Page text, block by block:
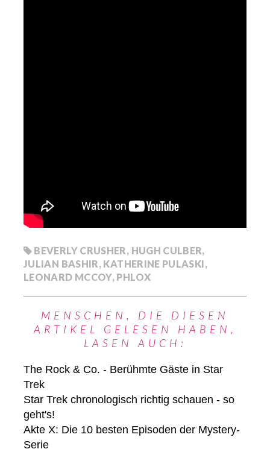
BEVERLY CRUSHER, HUGH CULBER,
JULIAN BASHIR, KATHERINE PULASKI,
LEONARD MCCOY, PHLOX
MENSCHEN, DIE DIESEN
ARTIKEL GELESEN HABEN,
LASEN AUCH:
The Rock & Co. - Berühmte Gäste in Star
Trek
Star Trek chronologisch richtig schauen - so
geht's!
Akte X: Die 10 besten Episoden der Mystery-
Serie